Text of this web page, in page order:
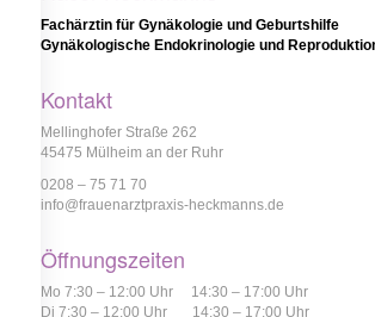
Fachärztin für Gynäkologie und Geburtshilfe
Gynäkologische Endokrinologie und
Kontakt
Mellinghofer Straße 262
45475 Mülheim an der Ruhr
0208 – 75 71 70
info@frauenarztpraxis-heckmanns.de
Öffnungszeiten
Mo 7:30 – 12:00 Uhr 14:30 – 17:00 Uhr
Di 7:30 – 12:00 Uhr 14:30 – 17:00 Uhr